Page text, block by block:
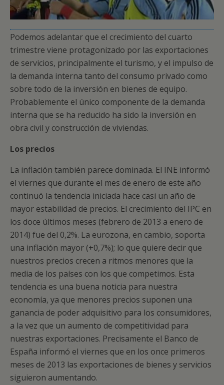
Podemos adelantar que el crecimiento del cuarto
trimestre viene protagonizado por las exportaciones
de servicios, principalmente el turismo, y el impulso de
la demanda interna tanto del consumo privado como
sobre todo de la inversión en bienes de equipo.
Probablemente el único componente de la demanda
interna que se ha reducido ha sido la inversión en
obra civil y construcción de viviendas.
Los precios
La inflación también parece dominada. El INE informó
el viernes que durante el mes de enero de este año
continuó la tendencia iniciada hace casi un año de
mayor estabilidad de precios. El crecimiento del IPC en
los doce últimos meses (febrero de 2013 a enero de
2014) fue del 0,2%. La eurozona, en cambio, soporta
una inflación mayor (+0,7%); lo que quiere decir que
nuestros precios crecen a ritmos menores que la
media de los países con los que competimos. Esta
tendencia es una buena noticia para nuestra
economía, ya que menores precios suponen una
ganancia de poder adquisitivo para los consumidores,
a la vez que un aumento de competitividad para
nuestras exportaciones. Precisamente el Banco de
España informó el viernes que en los once primeros
meses de 2013 las exportaciones de bienes y servicios
siguieron aumentando.